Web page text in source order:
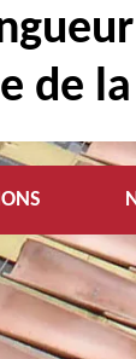
de